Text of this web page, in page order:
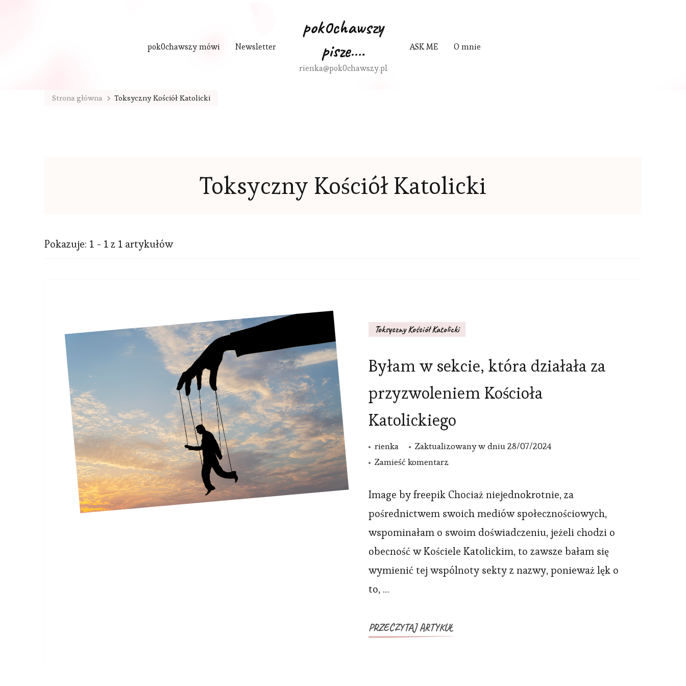
pok0chawszy mówi Newsletter ASK ME O mnie
pok0chawszy
pisze….
rienka@pok0chawszy.pl
Strona główna Toksyczny Kościół Katolicki
Toksyczny Kościół Katolicki
Pokazuje: 1 - 1 z 1 artykułów
Toksyczny Kościół Katolicki
Byłam w sekcie, która działała za
przyzwoleniem Kościoła
Katolickiego
rienka Zaktualizowany w dniu28/07/2024
Zamieść komentarzwe
Byłam
działała
za
Image by freepik Chociaż niejednokrotnie, za
pośrednictwem swoich mediów społecznościowych,
wspominałam o swoim doświadczeniu, jeżeli chodzi o
obecność w Kościele Katolickim, to zawsze bałam się
wymienić tej wspólnoty sekty z nazwy, ponieważ lęk o
to, …
PRZECZYTAJ ARTYKUŁ